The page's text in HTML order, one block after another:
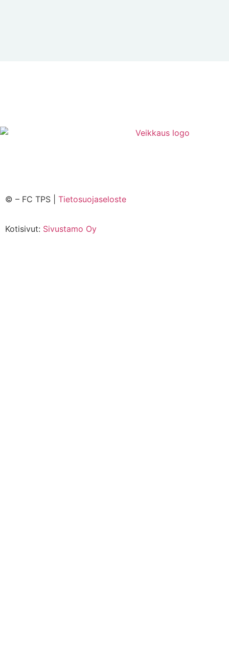
© – FC TPS | Tietosuojaseloste
Kotisivut: Sivustamo Oy